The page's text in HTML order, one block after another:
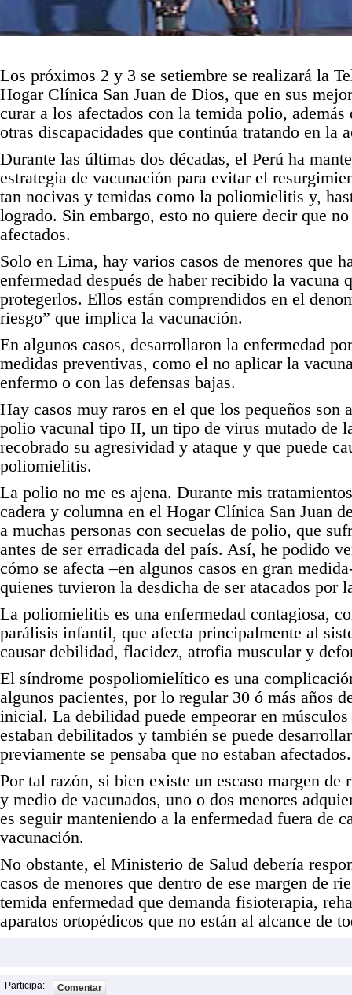
Los próximos 2 y 3 se setiembre se realizará la
Hogar Clínica San Juan de Dios, que en sus
curar a los afectados con la temida polio,
otras discapacidades que continúa tratando en la
Durante las últimas dos décadas, el Perú ha
estrategia de vacunación para evitar el
tan nocivas y temidas como la poliomielitis y,
logrado. Sin embargo, esto no quiere decir que
afectados.
Solo en Lima, hay varios casos de menores que
enfermedad después de haber recibido la vacuna
protegerlos. Ellos están comprendidos en el
riesgo” que implica la vacunación.
En algunos casos, desarrollaron la enfermedad
medidas preventivas, como el no aplicar la
enfermo o con las defensas bajas.
Hay casos muy raros en el que los pequeños son
polio vacunal tipo II, un tipo de virus mutado de
recobrado su agresividad y ataque y que puede
poliomielitis.
La polio no me es ajena. Durante mis
cadera y columna en el Hogar Clínica San Juan
a muchas personas con secuelas de polio, que
antes de ser erradicada del país. Así, he podido
cómo se afecta –en algunos casos en gran
quienes tuvieron la desdicha de ser atacados por
La poliomielitis es una enfermedad contagiosa,
parálisis infantil, que afecta principalmente al
causar debilidad, flacidez, atrofia muscular y
El síndrome pospoliomielítico es una
algunos pacientes, por lo regular 30 ó más años
inicial. La debilidad puede empeorar en
estaban debilitados y también se puede
previamente se pensaba que no estaban afectados.
Por tal razón, si bien existe un escaso margen de
y medio de vacunados, uno o dos menores
es seguir manteniendo a la enfermedad fuera de
vacunación.
No obstante, el Ministerio de Salud debería
casos de menores que dentro de ese margen de
temida enfermedad que demanda fisioterapia,
aparatos ortopédicos que no están al alcance de
Participa: Comentar